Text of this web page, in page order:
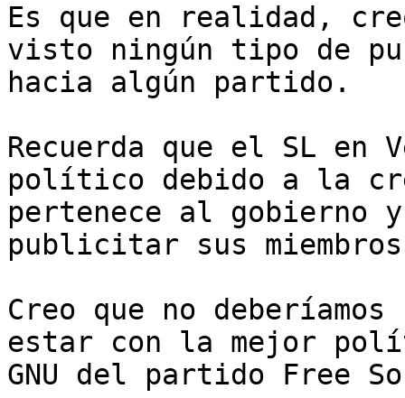
Es que en realidad,
visto ningún tipo de
hacia algún partido.
Recuerda que el SL en
político debido a la
pertenece al gobierno
publicitar sus
Creo que no
estar con la mejor
GNU del partido Free